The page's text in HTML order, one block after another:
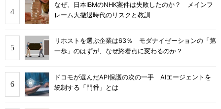
なぜ、日本IBMのNHK案件は失敗したのか？ メインフ
レーム大撤退時代のリスクと教訓
リホストを選ぶ企業は63％ モダナイゼーションの「第
一歩」のはずが、なぜ終着点に変わるのか？
ドコモが選んだAPI保護の次の一手 AIエージェントを
統制する「門番」とは